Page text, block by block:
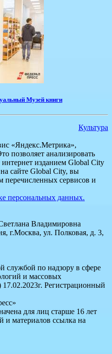
Музей книги
Культура
«Яндекс.Метрика»,
позволяет анализировать
интернет изданием Global City
сайте Global City, вы
перечисленных сервисов и
персональных данных.
Владимировна
г.Москва, ул. Полковая, д. 3,
службой по надзору в сфере
и массовых
Регистрационный
для лиц старше 16 лет
и материалов ссылка на